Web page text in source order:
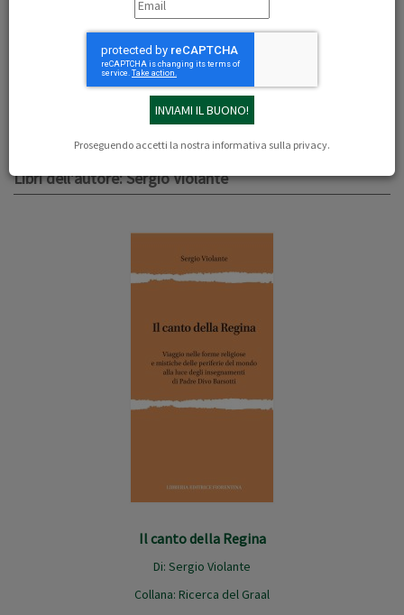
Proseguendo accetti la nostra informativa sulla privacy.
Sergio Violante (Napoli, 1977) vive in Trentino all'interno di una
comunità di famiglie ispirata al modello di Mondo Comunità e
Famiglia. Insegnante di Filosofia e Scienze Umane, sposato e
padre di famiglia, è un laico consacrato nella Comunità dei Figli di
Libri dell'autore: Sergio Violante
Il canto della Regina
Di: Sergio Violante
Collana: Ricerca del Graal